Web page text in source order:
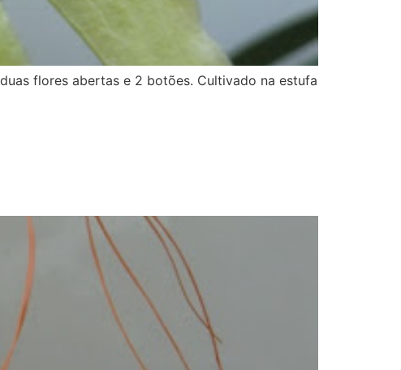
flores abertas e 2 botões. Cultivado na estufa